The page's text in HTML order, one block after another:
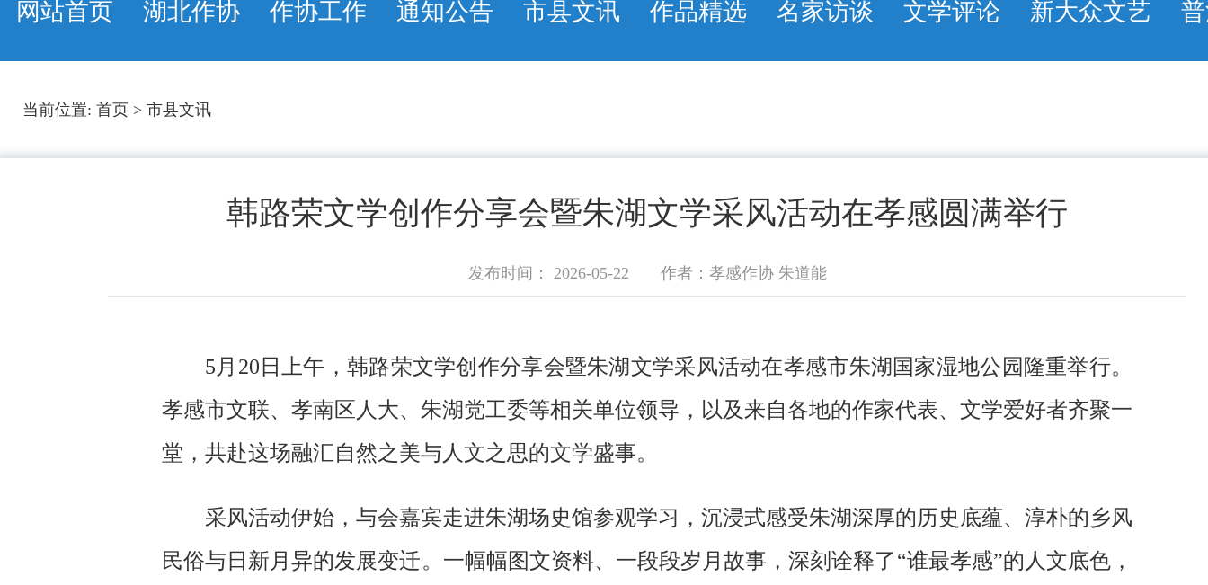
网站首页 湖北作协 作协工作 通知公告 市县文讯 作品精选 名家访谈 文学评论 新大众文艺
当前位置: 首页 > 市县文讯
韩路荣文学创作分享会暨朱湖文学采风活动在孝感圆满举行
发布时间： 2026-05-22 作者：孝感作协 朱道能
5月20日上午，韩路荣文学创作分享会暨朱湖文学采风活动在孝感市朱湖国家湿地公园隆重举行。
孝感市文联、孝南区人大、朱湖党工委等相关单位领导，以及来自各地的作家代表、文学爱好者齐聚一
堂，共赴这场融汇自然之美与人文之思的文学盛事。
采风活动伊始，与会嘉宾走进朱湖场史馆参观学习，沉浸式感受朱湖深厚的历史底蕴、淳朴的乡风
民俗与日新月异的发展变迁。一幅幅图文资料、一段段岁月故事，深刻诠释了“谁最孝感”的人文底色，